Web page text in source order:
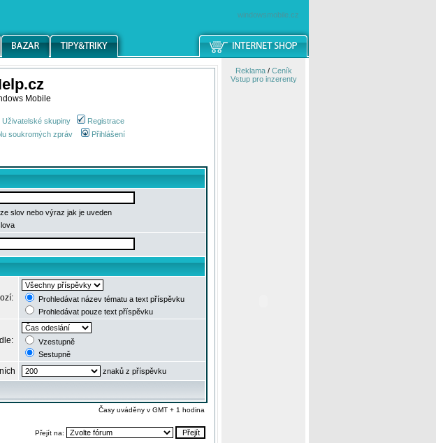
windowsmobile.cz
Mobile
Uživatelské skupiny
Registrace
soukromých zpráv Přihlášení
slov nebo výraz jak je uveden
Prohledávat název tématu a text příspěvku
Prohledávat pouze text příspěvku
Vzestupně
Sestupně
znaků z příspěvku
Časy uváděny v GMT + 1 hodina
Přejít na:
Reklama/ Ceník
Vstup pro inzerenty